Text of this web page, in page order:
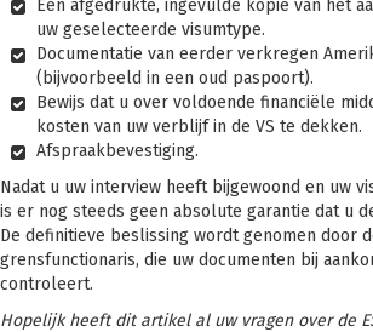
Een afgedrukte, ingevulde kopie van het
uw geselecteerde visumtype.
Documentatie van eerder verkregen
(bijvoorbeeld in een oud paspoort).
Bewijs dat u over voldoende financiële
kosten van uw verblijf in de VS te dekken.
Afspraakbevestiging.
Nadat u uw interview heeft bijgewoond en uw
is er nog steeds geen absolute garantie dat u
De definitieve beslissing wordt genomen door
grensfunctionaris, die uw documenten bij
controleert.
Hopelijk heeft dit artikel al uw vragen over de